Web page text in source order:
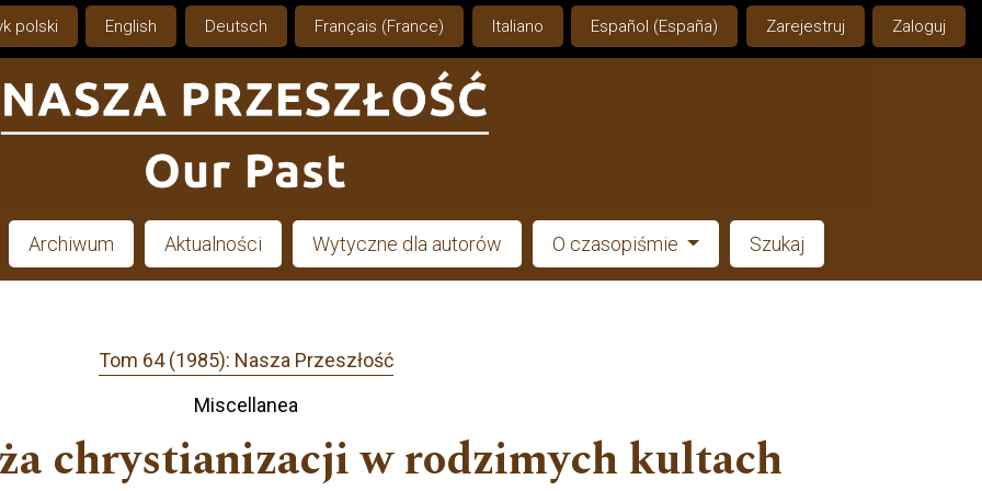
polski English Deutsch Français (France) Italiano Español (España) Zarejestruj Zaloguj
Archiwum Aktualności Wytyczne dla autorów O czasopiśmie Szukaj
Tom 64 (1985): Nasza Przeszłość
Miscellanea
chrystianizacji w rodzimych kultach